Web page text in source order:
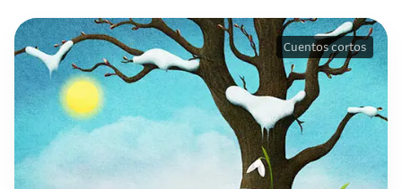
Cuentos cortos